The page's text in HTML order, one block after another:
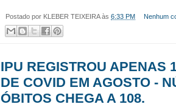
Postado por KLEBER TEIXEIRA às 6:33 PM Nenhum
IPU REGISTROU APENAS
DE COVID EM AGOSTO -
ÓBITOS CHEGA A 108.